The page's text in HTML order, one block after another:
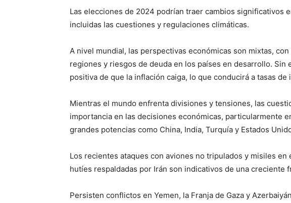
Las elecciones de 2024 podrían traer cambios significativos
incluidas las cuestiones y regulaciones climáticas.
A nivel mundial, las perspectivas económicas son mixtas,
regiones y riesgos de deuda en los países en desarrollo. Sin
positiva de que la inflación caiga, lo que conducirá a tasas de
Mientras el mundo enfrenta divisiones y tensiones, las
importancia en las decisiones económicas, particularmente
grandes potencias como China, India, Turquía y Estados
Los recientes ataques con aviones no tripulados y misiles
hutíes respaldadas por Irán son indicativos de una creciente
Persisten conflictos en Yemen, la Franja de Gaza y